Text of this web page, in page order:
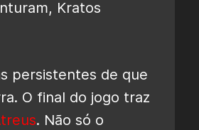
Kratos
persistentes de que
O final do jogo traz
. Não só o